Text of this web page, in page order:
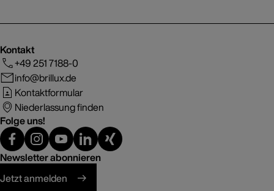
Kontakt
+49 251 7188-0
info@brillux.de
Kontaktformular
Niederlassung finden
Folge uns!
Newsletter abonnieren
Jetzt anmelden